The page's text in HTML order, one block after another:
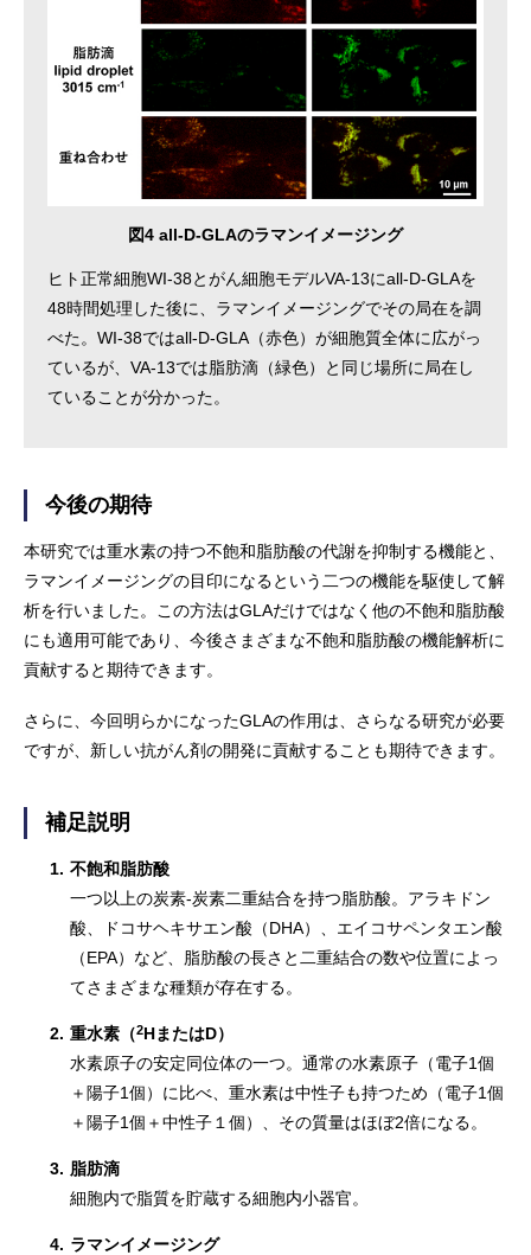
図4 all-D-GLAのラマンイメージング
ヒト正常細胞WI-38とがん細胞モデルVA-13にall-D-GLAを
48時間処理した後に、ラマンイメージングでその局在を調
べた。WI-38ではall-D-GLA（赤色）が細胞質全体に広がっ
ているが、VA-13では脂肪滴（緑色）と同じ場所に局在し
ていることが分かった。
今後の期待
本研究では重水素の持つ不飽和脂肪酸の代謝を抑制する機能と、
ラマンイメージングの目印になるという二つの機能を駆使して解
析を行いました。この方法はGLAだけではなく他の不飽和脂肪酸
にも適用可能であり、今後さまざまな不飽和脂肪酸の機能解析に
貢献すると期待できます。
さらに、今回明らかになったGLAの作用は、さらなる研究が必要
ですが、新しい抗がん剤の開発に貢献することも期待できます。
補足説明
1. 不飽和脂肪酸
一つ以上の炭素-炭素二重結合を持つ脂肪酸。アラキドン
酸、ドコサヘキサエン酸（DHA）、エイコサペンタエン酸
（EPA）など、脂肪酸の長さと二重結合の数や位置によっ
てさまざまな種類が存在する。
2. 重水素（2HまたはD）
水素原子の安定同位体の一つ。通常の水素原子（電子1個
＋陽子1個）に比べ、重水素は中性子も持つため（電子1個
＋陽子1個＋中性子１個）、その質量はほぼ2倍になる。
3. 脂肪滴
細胞内で脂質を貯蔵する細胞内小器官。
4. ラマンイメージング